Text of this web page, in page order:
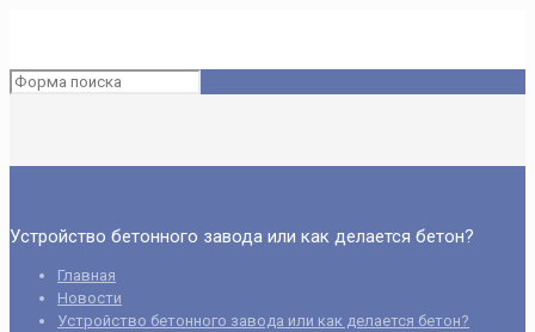
Устройство бетонного завода или как делается бетон?
Главная
Новости
Устройство бетонного завода или как делается бетон?